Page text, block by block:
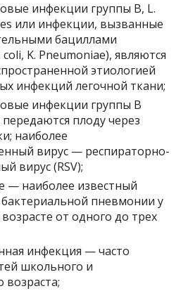
инфекции группы B, L.
или инфекции, вызванные
бациллами
K. Pneumoniae), являются
этиологией
инфекций легочной ткани;
инфекции группы B
передаются плоду через
наиболее
вирус — респираторно-
вирус (RSV);
— наиболее известный
пневмонии у
от одного до трех
инфекция — часто
школьного и
возраста;